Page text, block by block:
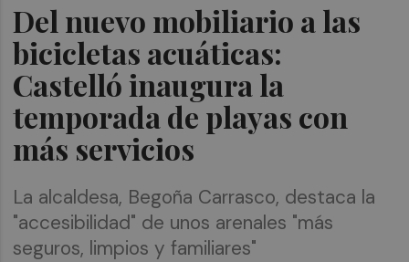
Del nuevo mobiliario a las
bicicletas acuáticas:
Castelló inaugura la
temporada de playas con
más servicios
La alcaldesa, Begoña Carrasco, destaca la
"accesibilidad" de unos arenales "más
seguros, limpios y familiares"